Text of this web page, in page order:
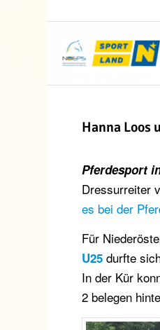
Hanna Loos
Pferdesport
Dressurreiter
es bei der
Für
U25 durfte
In der Kür
2 belegen